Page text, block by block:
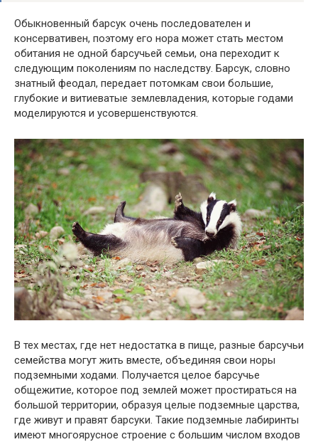
Обыкновенный барсук очень последователен и
консервативен, поэтому его нора может стать местом
обитания не одной барсучьей семьи, она переходит к
следующим поколениям по наследству. Барсук, словно
знатный феодал, передает потомкам свои большие,
глубокие и витиеватые землевладения, которые годами
моделируются и усовершенствуются.
В тех местах, где нет недостатка в пище, разные барсучьи
семейства могут жить вместе, объединяя свои норы
подземными ходами. Получается целое барсучье
общежитие, которое под землей может простираться на
большой территории, образуя целые подземные царства,
где живут и правят барсуки. Такие подземные лабиринты
имеют многоярусное строение с большим числом входов